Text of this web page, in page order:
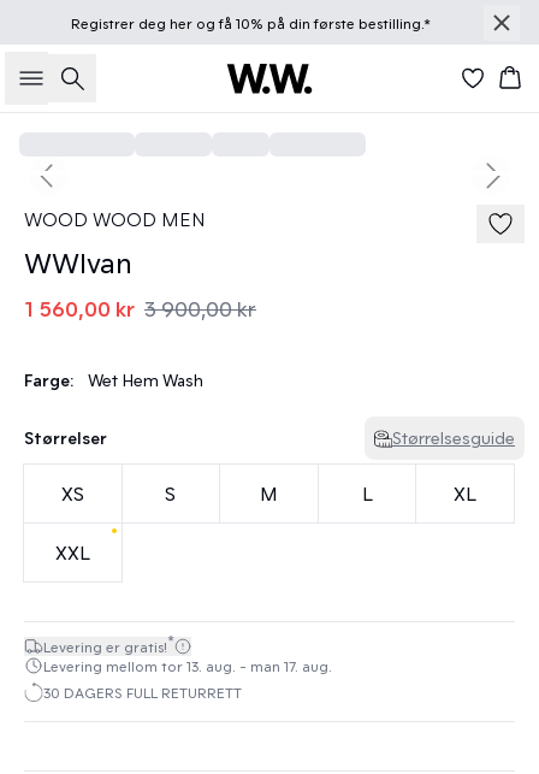
Registrer deg herog få 10% på din første bestilling.*
Søk
60%Previous slide Next
WOOD WOOD MEN
WWIvan
1 560,00 kr 3 900,00 kr
Farge: Wet Hem Wash
Størrelser Størrelsesguide
XS S M L XL
XXL
Levering er gratis!*
Levering mellom tor 13. aug. - man 17. aug.
30 DAGERS FULL RETURRETT